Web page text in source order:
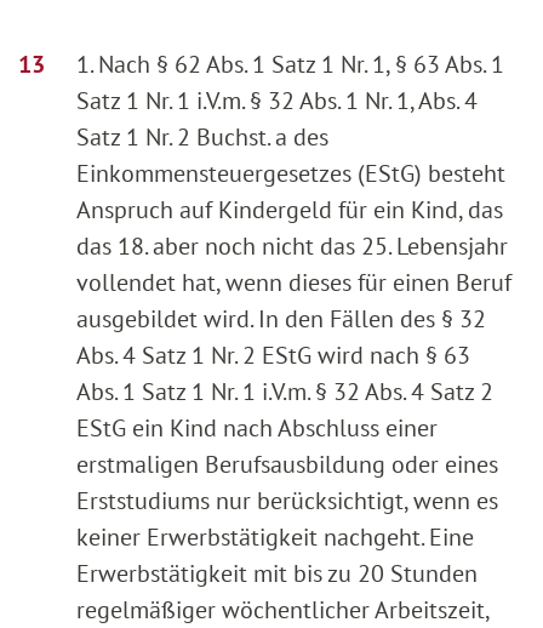
1. Nach § 62 Abs. 1 Satz 1 Nr. 1, § 63 Abs. 1
Satz 1 Nr. 1 i.V.m. § 32 Abs. 1 Nr. 1, Abs. 4
Satz 1 Nr. 2 Buchst. a des
Einkommensteuergesetzes (EStG) besteht
Anspruch auf Kindergeld für ein Kind, das
das 18. aber noch nicht das 25. Lebensjahr
vollendet hat, wenn dieses für einen Beruf
ausgebildet wird. In den Fällen des § 32
Abs. 4 Satz 1 Nr. 2 EStG wird nach § 63
Abs. 1 Satz 1 Nr. 1 i.V.m. § 32 Abs. 4 Satz 2
EStG ein Kind nach Abschluss einer
erstmaligen Berufsausbildung oder eines
Erststudiums nur berücksichtigt, wenn es
keiner Erwerbstätigkeit nachgeht. Eine
Erwerbstätigkeit mit bis zu 20 Stunden
regelmäßiger wöchentlicher Arbeitszeit,